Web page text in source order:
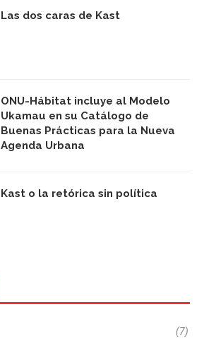
Las dos caras de Kast
ONU-Hábitat incluye al Modelo
Ukamau en su Catálogo de
Buenas Prácticas para la Nueva
Agenda Urbana
Kast o la retórica sin política
(7)